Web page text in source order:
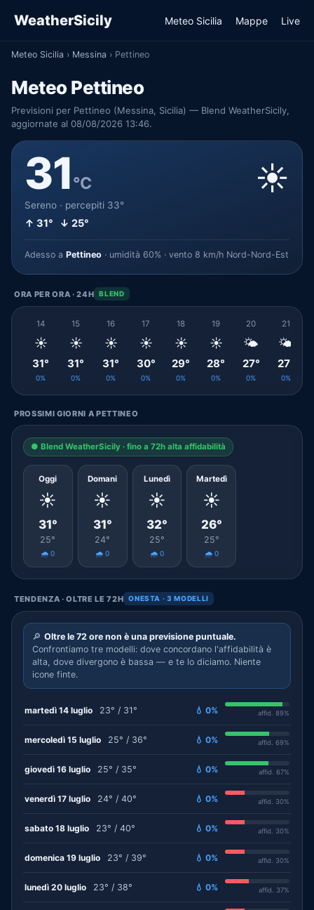
WeatherSicily Meteo Sicilia Mappe Live
Meteo Sicilia › Messina › Pettineo
Meteo Pettineo
Previsioni per Pettineo (Messina, Sicilia) — Blend WeatherSicily,
aggiornate al 08/08/2026 13:46.
31°C
Sereno · percepiti 33°
↑ 31° ↓ 25°
☀️
Adesso a Pettineo · umidità 60% · vento 8 km/h Nord-Nord-Est
ORA PER ORA · 24H BLEND
14
☀️
31°
0%
15
☀️
31°
0%
16
☀️
31°
0%
17
☀️
30°
0%
18
☀️
29°
0%
19
☀️
28°
0%
20
🌤️
27°
0%
21
🌤️
27°
0%
PROSSIMI GIORNI A PETTINEO
● Blend WeatherSicily · fino a 72h alta affidabilità
Oggi
☀️
31°
25°
🌧️ 0
Domani
☀️
31°
24°
🌧️ 0
Lunedì
☀️
32°
25°
🌧️ 0
Martedì
☀️
26°
25°
🌧️ 0
TENDENZA · OLTRE LE 72H ONESTA · 3 MODELLI
🔎 Oltre le 72 ore non è una previsione puntuale.
Confrontiamo tre modelli: dove concordano l'affidabilità è
alta, dove divergono è bassa — e te lo diciamo. Niente
icone finte.
martedì 14 luglio 23° / 31° 💧 0% affid. 89%
mercoledì 15 luglio 25° / 36° 💧 0% affid. 69%
giovedì 16 luglio 25° / 35° 💧 0% affid. 67%
venerdì 17 luglio 24° / 40° 💧 0% affid. 30%
sabato 18 luglio 23° / 40° 💧 0% affid. 30%
domenica 19 luglio 23° / 39° 💧 0% affid. 30%
lunedì 20 luglio 23° / 38° 💧 0% affid. 37%